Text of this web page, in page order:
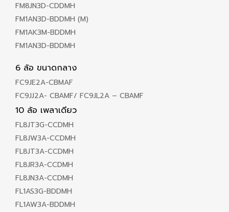
FM8JN3D-CDDMH
FM1AN3D-BDDMH (M)
FM1AK3M-BDDMH
FM1AN3D-BDDMH
6 ล้อ ขนาดกลาง
FC9JE2A-CBMAF
FC9JJ2A- CBAMF/ FC9JL2A – CBAMF
10 ล้อ เพลาเดียว
FL8JT3G-CCDMH
FL8JW3A-CCDMH
FL8JT3A-CCDMH
FL8JR3A-CCDMH
FL8JN3A-CCDMH
FL1AS3G-BDDMH
FL1AW3A-BDDMH